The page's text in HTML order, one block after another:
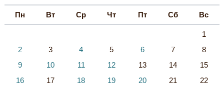
Пн Вт Ср Чт Пт Сб Вс
1
2
3 4 5 6 7
8
9
10 11 12 13 14
15
16
17 18 19 20 21
22